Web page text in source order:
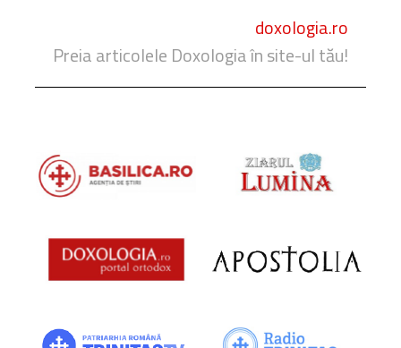
doxologia.ro
Preia articolele Doxologia în site-ul tău!